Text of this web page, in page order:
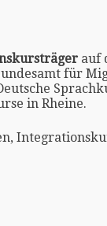
auf
für
in Rheine.